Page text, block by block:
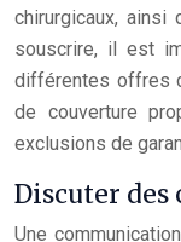
chirurgicaux, ainsi
souscrire, il est
différentes offres
de couverture
exclusions de
Discuter
Une